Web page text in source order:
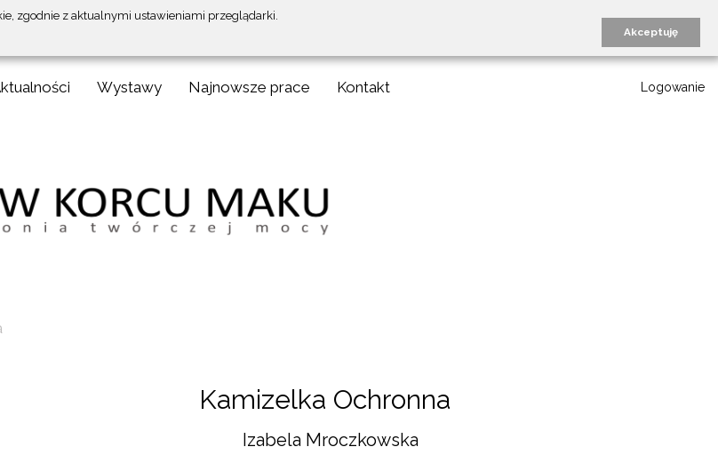
zgodnie z aktualnymi ustawieniami przeglądarki.
Akceptuję
Wystawy Najnowsze prace Kontakt Logowanie
Kamizelka Ochronna
Izabela Mroczkowska